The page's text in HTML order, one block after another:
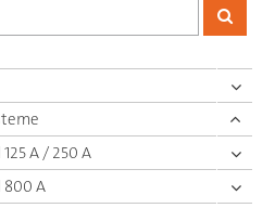
A / 250 A
800 A